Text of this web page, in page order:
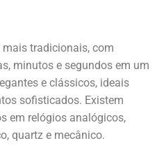
tradicionais, com
minutos e segundos em um
e clássicos, ideais
sofisticados. Existem
em relógios analógicos,
quartz e mecânico.